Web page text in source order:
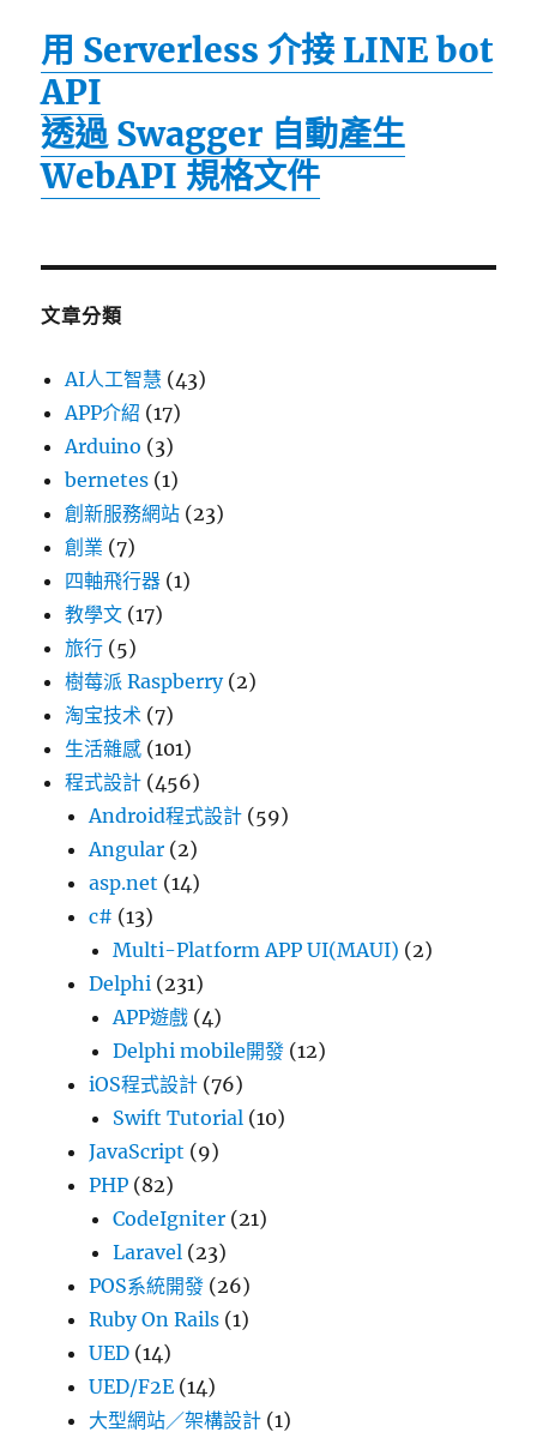
用 Serverless 介接 LINE bot
API
透過 Swagger 自動產生
WebAPI 規格文件
文章分類
AI人工智慧 (43)
APP介紹 (17)
Arduino (3)
bernetes (1)
創新服務網站 (23)
創業 (7)
四軸飛行器 (1)
教學文 (17)
旅行 (5)
樹莓派 Raspberry(2)
淘宝技术 (7)
生活雜感 (101)
程式設計 (456)
Android程式設計 (59)
Angular (2)
asp.net (14)
c# (13)
Multi-Platform APP UI(MAUI) (2)
Delphi (231)
APP遊戲 (4)
Delphi mobile開發 (12)
iOS程式設計 (76)
Swift Tutorial (10)
JavaScript (9)
PHP (82)
CodeIgniter (21)
Laravel (23)
POS系統開發 (26)
Ruby On Rails (1)
UED (14)
UED/F2E (14)
大型網站／架構設計 (1)